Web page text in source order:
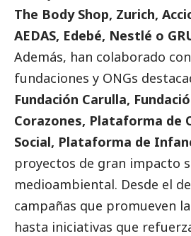
The Body Shop, Zurich,
AEDAS, Edebé, Nestlé o
Además, han colaborado
fundaciones y ONGs
Fundación Carulla,
Corazones, Plataforma de
Social, Plataforma de
proyectos de gran impacto
medioambiental. Desde el
campañas que promueven
hasta iniciativas que